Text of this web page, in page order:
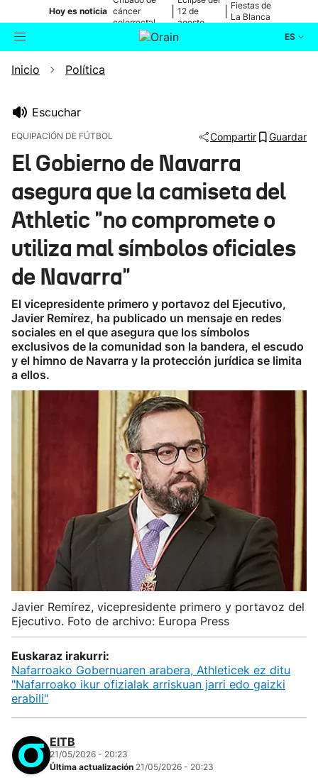
Hoy es noticia cáncer
colorrectal
12 de
agosto
Fiestas de
La Blanca
ES
Buscador
Ikusmiran
Eguraldia
Inicio Política
Escuchar
EQUIPACIÓN DE FÚTBOL Compartir Guardar
El Gobierno de Navarra
asegura que la camiseta del
Athletic "no compromete o
utiliza mal símbolos oficiales
de Navarra"
El vicepresidente primero y portavoz del Ejecutivo,
Javier Remírez, ha publicado un mensaje en redes
sociales en el que asegura que los símbolos
exclusivos de la comunidad son la bandera, el escudo
y el himno de Navarra y la protección jurídica se limita
a ellos.
Javier Remírez, vicepresidente primero y portavoz del
Ejecutivo. Foto de archivo: Europa Press
Euskaraz irakurri:
Nafarroako Gobernuaren arabera, Athleticek ez ditu
"Nafarroako ikur ofizialak arriskuan jarri edo gaizki
erabili"
EITB
21/05/2026 - 20:23
Última actualización 21/05/2026 - 20:23